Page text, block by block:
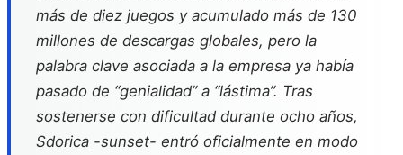
más de diez juegos y acumulado más de 130
millones de descargas globales, pero la
palabra clave asociada a la empresa ya había
pasado de “genialidad” a “lástima”. Tras
sostenerse con dificultad durante ocho años,
Sdorica -sunset- entró oficialmente en modo